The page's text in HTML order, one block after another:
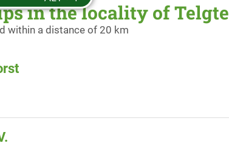
in the locality of Telgte
within a distance of 20 km